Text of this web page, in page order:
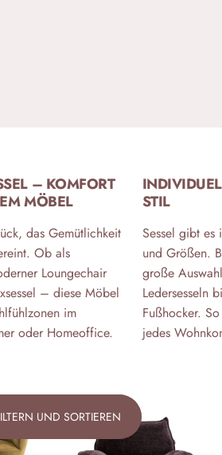
– KOMFORT
MÖBEL
das Gemütlichkeit
Ob als
Loungechair
– diese Möbel
im
oder Homeoffice.
STIL
Sessel gibt es
und Größen.
große
Ledersesseln
Fußhocker.
jedes
UND SORTIEREN